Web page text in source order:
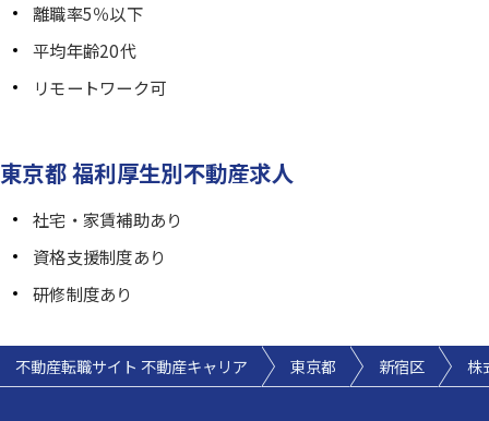
離職率5％以下
平均年齢20代
リモートワーク可
東京都 福利厚生別不動産求人
社宅・家賃補助あり
資格支援制度あり
研修制度あり
不動産転職サイト 不動産キャリア 東京都 新宿区 株